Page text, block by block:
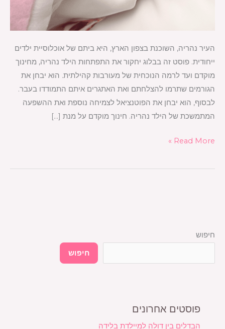
העיר נהריה, השוכנת בצפון הארץ, היא ביתם של אוכלוסיית ילדים
ייחודית. פוסט זה בבלוג יחקור את התפתחות הילד נהריה, מחינוך
מוקדם ועד לרמה הנוכחית של מעורבות קהילתית. הוא יבחן את
הגורמים שתרמו להצלחתם ואת האתגרים איתם התמודדו בעבר.
לבסוף, הוא יבחן את הפוטנציאל לצמיחה נוספת ואת ההשפעה
המתמשכת של הילד נהריה. חינוך מוקדם על מנת […]
Read More »
חיפוש
חיפוש
פוסטים אחרונים
הבדלים בין דולה למיילדת בלידה